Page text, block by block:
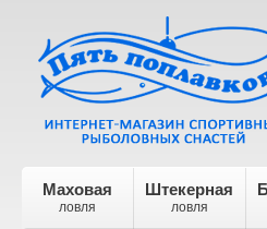
Маховая
ловля
Штекерная
ловля